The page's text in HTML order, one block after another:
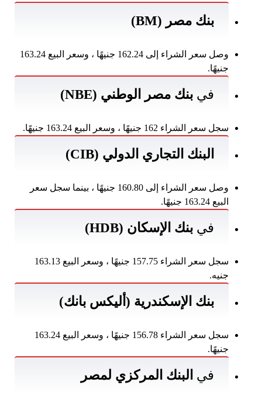
بنك مصر (BM)
وصل سعر الشراء إلى 162.24 جنيهًا ، وسعر البيع 163.24
جنيهًا.
في بنك مصر الوطني (NBE)
سجل سعر الشراء 162 جنيهًا ، وسعر البيع 163.24 جنيهًا.
البنك التجاري الدولي (CIB)
وصل سعر الشراء إلى 160.80 جنيهًا ، بينما سجل سعر
البيع 163.24 جنيهًا.
في بنك الإسكان (HDB)
سجل سعر الشراء 157.75 جنيهًا ، وسعر البيع 163.13
جنيه.
بنك الإسكندرية (أليكس بانك)
سجل سعر الشراء 156.78 جنيهًا ، وسعر البيع 163.24
جنيهًا.
في البنك المركزي لمصر